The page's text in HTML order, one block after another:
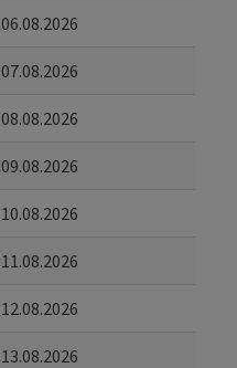
06.08.2026
07.08.2026
08.08.2026
09.08.2026
10.08.2026
11.08.2026
12.08.2026
13.08.2026